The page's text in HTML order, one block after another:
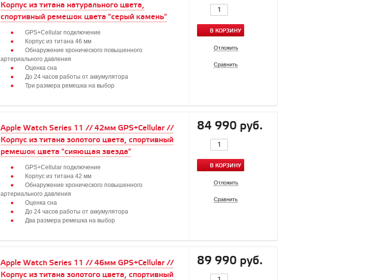
Корпус из титана натурального цвета,
спортивный ремешок цвета "серый камень"
GPS+Cellular подключение
Корпус из титана 46 мм
Обнаружение хронического повышенного
артериального давления
Оценка сна
До 24 часов работы от аккумулятора
Три размера ремешка на выбор
В КОРЗИНУ
Отложить
Сравнить
Apple Watch Series 11 // 42мм GPS+Cellular //
Корпус из титана золотого цвета, спортивный
ремешок цвета "сияющая звезда"
GPS+Cellular подключение
Корпус из титана 42 мм
Обнаружение хронического повышенного
артериального давления
Оценка сна
До 24 часов работы от аккумулятора
Два размера ремешка на выбор
84 990 руб.
В КОРЗИНУ
Отложить
Сравнить
Apple Watch Series 11 // 46мм GPS+Cellular //
Корпус из титана золотого цвета, спортивный
89 990 руб.